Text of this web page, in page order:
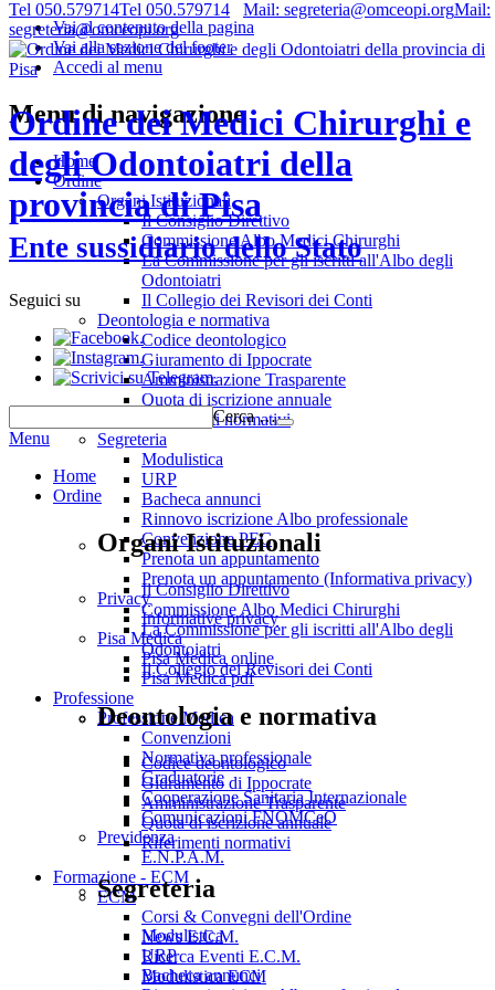
Vai al contenuto della pagina
Vai alla sezione del footer
Accedi al menu
Tel 050.579714Tel 050.579714 Mail: segreteria@omceopi.orgMail:
segreteria@omceopi.org
Ordine dei Medici Chirurghi e
degli Odontoiatri della
provincia di Pisa
Ente sussidiario dello Stato
Seguici su
.
.
.
Cerca …
Menu
Home
Ordine
Organi Istituzionali
Il Consiglio Direttivo
Commissione Albo Medici Chirurghi
La Commissione per gli iscritti all'Albo degli
Odontoiatri
Il Collegio dei Revisori dei Conti
Deontologia e normativa
Codice deontologico
Giuramento di Ippocrate
Amministrazione Trasparente
Quota di iscrizione annuale
Riferimenti normativi
Segreteria
Modulistica
URP
Bacheca annunci
Menu di navigazione
Home
Ordine
Organi Istituzionali
Il Consiglio Direttivo
Commissione Albo Medici Chirurghi
La Commissione per gli iscritti all'Albo degli
Odontoiatri
Il Collegio dei Revisori dei Conti
Deontologia e normativa
Codice deontologico
Giuramento di Ippocrate
Amministrazione Trasparente
Quota di iscrizione annuale
Riferimenti normativi
Segreteria
Modulistica
URP
Bacheca annunci
Rinnovo iscrizione Albo professionale
Convenzione PEC
Prenota un appuntamento
Prenota un appuntamento (Informativa privacy)
Privacy
Informative privacy
Pisa Medica
Pisa Medica online
Pisa Medica pdf
Professione
Professione Medica
Convenzioni
Normativa professionale
Graduatorie
Cooperazione Sanitaria Internazionale
Comunicazioni FNOMCeO
Previdenza
E.N.P.A.M.
Formazione - ECM
ECM
Corsi & Convegni dell'Ordine
News E.C.M.
Ricerca Eventi E.C.M.
Modulistica ECM